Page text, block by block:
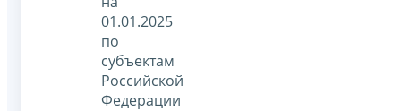
01.01.2025
по
субъектам
Российской
Федерации